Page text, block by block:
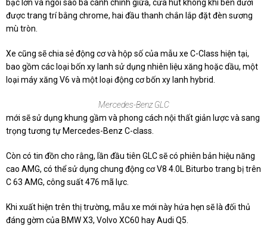
bạc lớn và ngôi sao ba cánh chính giữa, cửa hút không khí bên dưới
được trang trí bằng chrome, hai đầu thanh chắn lắp đặt đèn sương
mù tròn.
Xe cũng sẽ chia sẻ động cơ và hộp số của mẫu xe C-Class hiện tại,
bao gồm các loại bốn xy lanh sử dụng nhiên liệu xăng hoặc dầu, một
loại máy xăng V6 và một loại động cơ bốn xy lanh hybrid.
Mercedes-Benz GLC
mới sẽ sử dụng khung gầm và phong cách nội thất giản lược và sang
trọng tương tự Mercedes-Benz C-class.
Còn có tin đồn cho rằng, lần đầu tiên GLC sẽ có phiên bản hiệu năng
cao AMG, có thể sử dụng chung động cơ V8 4.0L Biturbo trang bị trên
C 63 AMG, công suất 476 mã lực.
Khi xuất hiện trên thị trường, mẫu xe mới này hứa hẹn sẽ là đối thủ
đáng gờm của BMW X3, Volvo XC60 hay Audi Q5.